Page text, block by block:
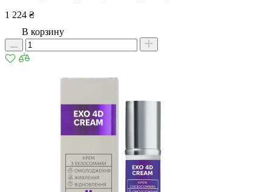
1 224 ₴
В корзину